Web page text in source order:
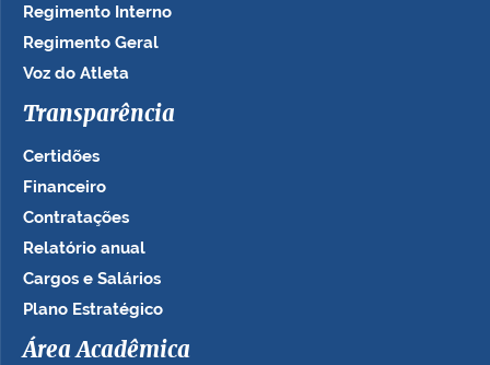
Regimento Interno
Regimento Geral
Voz do Atleta
Transparência
Certidões
Financeiro
Contratações
Relatório anual
Cargos e Salários
Plano Estratégico
Área Acadêmica